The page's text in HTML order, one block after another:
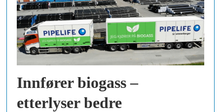
Innfører biogass –
etterlyser bedre